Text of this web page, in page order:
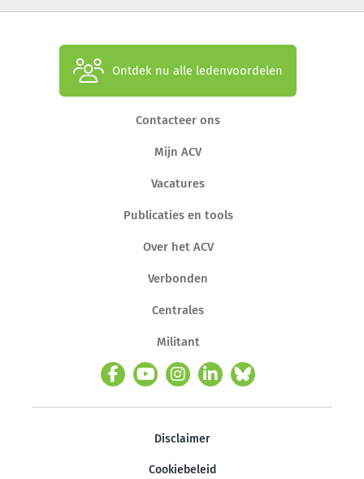
Ontdek nu alle ledenvoordelen
Contacteer ons
Mijn ACV
Vacatures
Publicaties en tools
Over het ACV
Verbonden
Centrales
Militant
Disclaimer
Cookiebeleid